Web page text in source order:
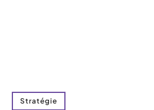
Stratégie